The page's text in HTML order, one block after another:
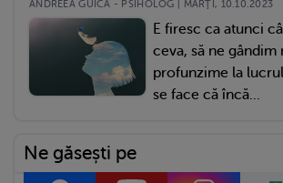
ANDREEA GUICĂ - PSIHOLOG | MARŢI, 10.10.2023
E firesc ca atunci
ceva, să ne gândim
profunzime la
se face că încă...
Ne găsești pe